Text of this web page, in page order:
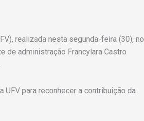
realizada nesta segunda-feira (30), no
de administração Francylara Castro
para reconhecer a contribuição da